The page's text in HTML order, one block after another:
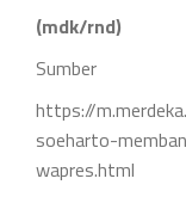
(mdk/rnd)
Sumber
https://
soeharto-
wapres.html